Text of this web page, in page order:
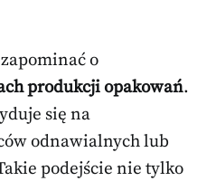
o
produkcji opakowań.
się na
odnawialnych lub
podejście nie tylko